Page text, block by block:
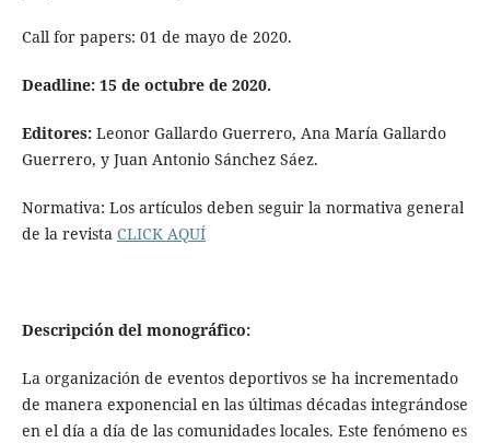
Call for papers: 01 de mayo de 2020.
Deadline: 15 de octubre de 2020.
Editores:Leonor Gallardo Guerrero, Ana María Gallardo
Guerrero, y Juan Antonio Sánchez Sáez.
Normativa: Los artículos deben seguir la normativa general
de la revista CLICK AQUÍ
Descripción del monográfico:
La organización de eventos deportivos se ha incrementado
de manera exponencial en las últimas décadas integrándose
en el día a día de las comunidades locales. Este fenómeno es